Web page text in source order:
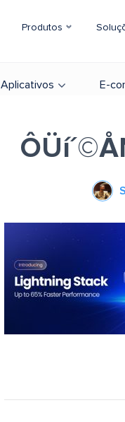
Produtos
Aplicativos E-